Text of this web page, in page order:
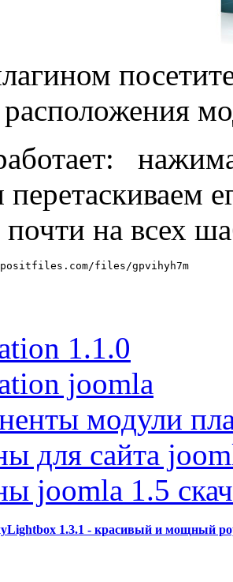
перетаскиваем
почти на всех
files/gpvihyh7m
1.1.0
joomla
модули
для сайта
joomla 1.5
1.3.1 - красивый и мощный